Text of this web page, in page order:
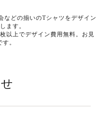
などの揃いのTシャツをデザイン
ます。
以上でデザイン費用無料。お見
。